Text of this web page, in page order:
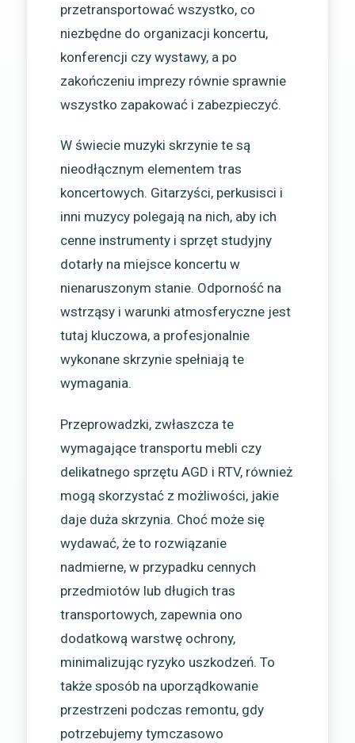
przetransportować wszystko, co
niezbędne do organizacji koncertu,
konferencji czy wystawy, a po
zakończeniu imprezy równie sprawnie
wszystko zapakować i zabezpieczyć.
W świecie muzyki skrzynie te są
nieodłącznym elementem tras
koncertowych. Gitarzyści, perkusisci i
inni muzycy polegają na nich, aby ich
cenne instrumenty i sprzęt studyjny
dotarły na miejsce koncertu w
nienaruszonym stanie. Odporność na
wstrząsy i warunki atmosferyczne jest
tutaj kluczowa, a profesjonalnie
wykonane skrzynie spełniają te
wymagania.
Przeprowadzki, zwłaszcza te
wymagające transportu mebli czy
delikatnego sprzętu AGD i RTV, również
mogą skorzystać z możliwości, jakie
daje duża skrzynia. Choć może się
wydawać, że to rozwiązanie
nadmierne, w przypadku cennych
przedmiotów lub długich tras
transportowych, zapewnia ono
dodatkową warstwę ochrony,
minimalizując ryzyko uszkodzeń. To
także sposób na uporządkowanie
przestrzeni podczas remontu, gdy
potrzebujemy tymczasowo